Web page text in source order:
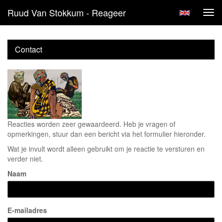
Ruud Van Stokkum - Reageer
Contact
Reacties worden zeer gewaardeerd. Heb je vragen of
opmerkingen, stuur dan een bericht via het formulier hieronder.
Wat je invult wordt alleen gebruikt om je reactie te versturen en
verder niet.
Naam
E-mailadres